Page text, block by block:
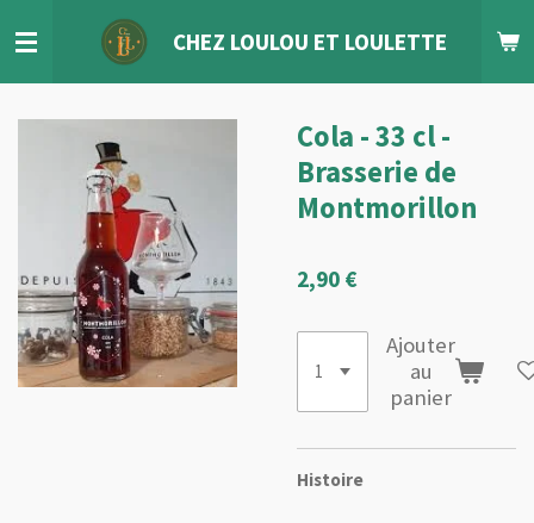
au
CHEZ LOULOU ET LOULETTE
Cola - 33 cl -
Brasserie de
Montmorillon
2,90 €
Ajouter
au
panier
Histoire